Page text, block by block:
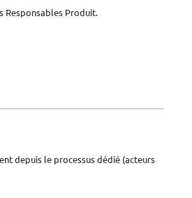
Responsables Produit.
depuis le processus dédié (acteurs